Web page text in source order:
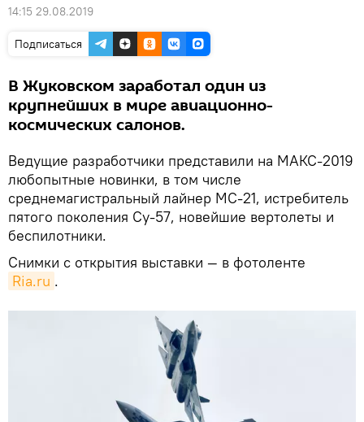
14:15 29.08.2019
Подписаться
В Жуковском заработал один из
крупнейших в мире авиационно-
космических салонов.
Ведущие разработчики представили на МАКС-2019
любопытные новинки, в том числе
среднемагистральный лайнер МС-21, истребитель
пятого поколения Су-57, новейшие вертолеты и
беспилотники.
Снимки с открытия выставки — в фотоленте
Ria.ru .